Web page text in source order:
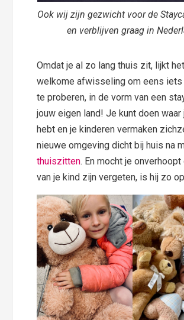
Ook wij zijn gezwicht voor de
en verblijven graag in
Omdat je al zo lang thuis zit, lijkt
welkome afwisseling om eens
te proberen, in de vorm van een
jouw eigen land! Je kunt doen waar
hebt en je kinderen vermaken
nieuwe omgeving dicht bij huis na
thuiszitten. En mocht je
van je kind zijn vergeten, is hij zo